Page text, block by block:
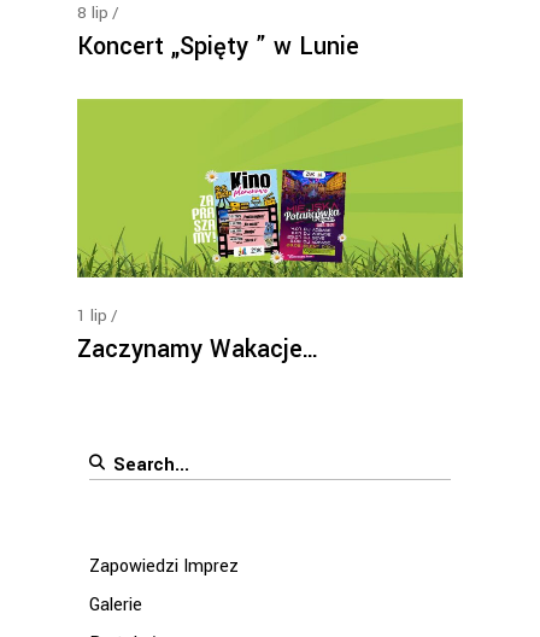
8 lip
Koncert „Spięty ” w Lunie
1 lip
Zaczynamy Wakacje…
Search
Zapowiedzi Imprez
Galerie